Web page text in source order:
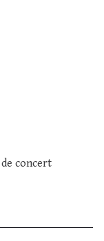
concert